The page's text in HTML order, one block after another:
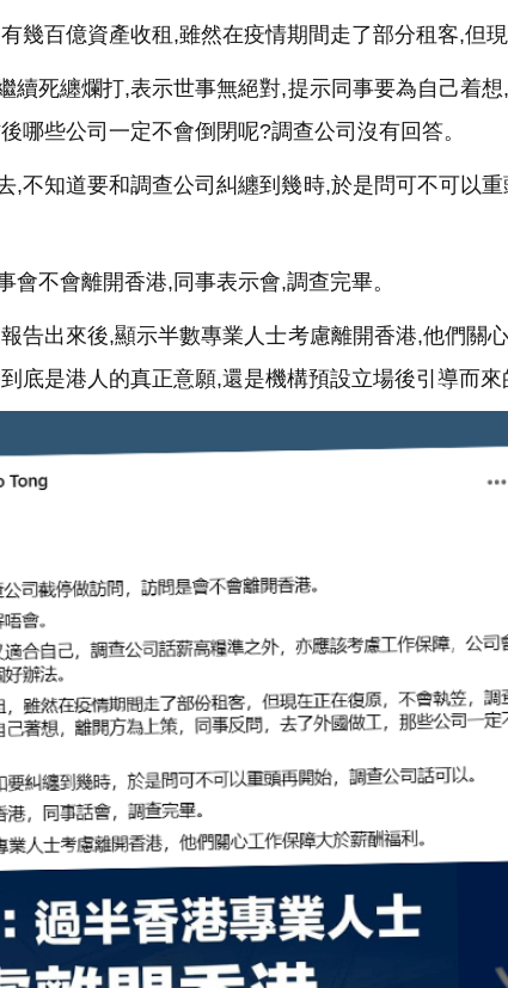
幾百億資產收租,雖然在疫情期間走了部分租客,但現
續死纏爛打,表示世事無絕對,提示同事要為自己着
哪些公司一定不會倒閉呢?調查公司沒有回答。
,不知道要和調查公司糾纏到幾時,於是問可不可以
不會離開香港,同事表示會,調查完畢。
告出來後,顯示半數專業人士考慮離開香港,他們關
底是港人的真正意願,還是機構預設立場後引導而